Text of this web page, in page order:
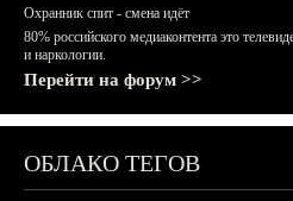
Охранник спит - смена идёт
80% российского медиаконтента это
и наркологии.
Перейти на форум >>
ОБЛАКО ТЕГОВ